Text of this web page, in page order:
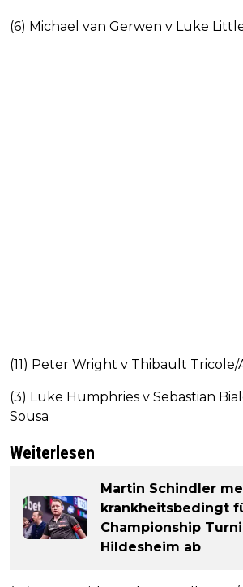
(6) Michael van Gerwen v Luke
(11) Peter Wright v Thibault
(3) Luke Humphries v Sebastian
Sousa
Weiterlesen
Martin Schindler
krankheitsbedingt
Championship
Hildesheim ab